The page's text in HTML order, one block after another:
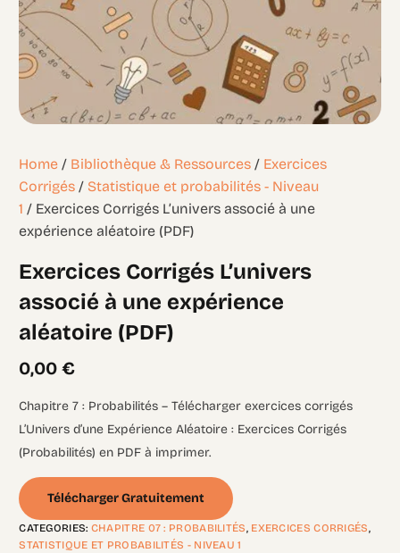
Home / Bibliothèque & Ressources / Exercices
Corrigés / Statistique et probabilités - Niveau
1 / Exercices Corrigés L’univers associé à une
expérience aléatoire (PDF)
Exercices Corrigés L’univers
associé à une expérience
aléatoire (PDF)
0,00€
Chapitre 7 : Probabilités – Télécharger exercices corrigés
L’Univers d’une Expérience Aléatoire : Exercices Corrigés
(Probabilités) en PDF à imprimer.
Télécharger Gratuitement
CATEGORIES: CHAPITRE 07 : PROBABILITÉS, EXERCICES CORRIGÉS,
STATISTIQUE ET PROBABILITÉS - NIVEAU 1